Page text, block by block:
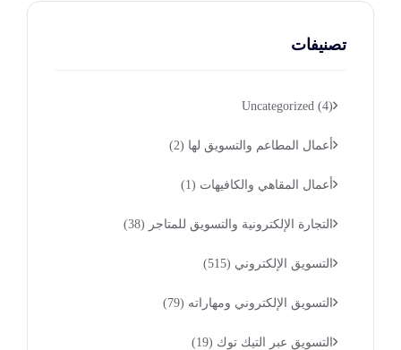
تصنيفات
Uncategorized (4)
أعمال المطاعم والتسويق لها (2)
أعمال المقاهي والكافيهات (1)
التجارة الإلكترونية والتسويق للمتاجر (38)
التسويق الإلكتروني (515)
التسويق الإلكتروني ومهاراته (79)
التسويق عبر التيك توك (19)